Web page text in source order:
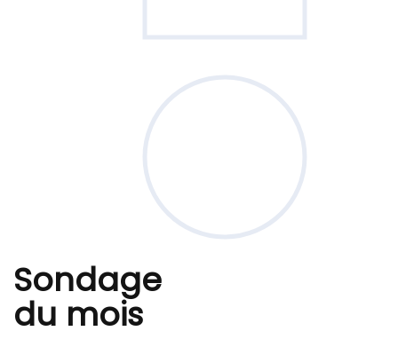
Sondage
du mois